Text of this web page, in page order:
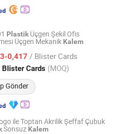
PlastikÜçgen Şekil Ofis
Üçgen Mekanik Kalem
0,417 / Blister Cards
Cards (MOQ)
Gönder
& Export Co., Ltd.
2007
ile Toptan Akrilik Şeffaf Çubuk
Sonsuz Kalem